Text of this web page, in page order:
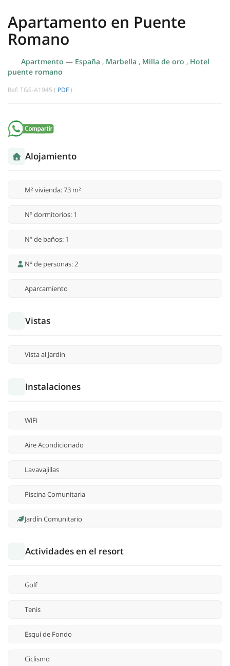
Apartamento en Puente
Romano
Apartmento — España , Marbella , Milla de oro , Hotel
puente romano
Ref: TGS-A1945 ( PDF )
Alojamiento
M² vivienda: 73 m²
Nº dormitorios: 1
Nº de baños: 1
Nº de personas: 2
Aparcamiento
Vistas
Vista al Jardín
Instalaciones
WiFi
Aire Acondicionado
Lavavajillas
Piscina Comunitaria
Jardín Comunitario
Actividades en el resort
Golf
Tenis
Esquí de Fondo
Ciclismo